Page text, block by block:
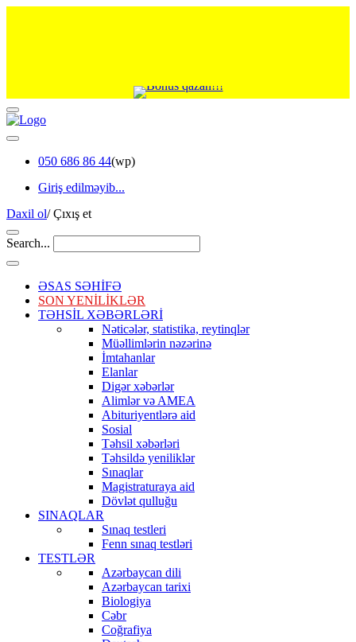
050 686 86 44(wp)
Giriş edilməyib...
Daxil ol/Çıxış et
Search...
ƏSAS SƏHİFƏ
SON YENİLİKLƏR
TƏHSİL XƏBƏRLƏRİ
Nəticələr, statistika, reytinqlər
Müəllimlərin nəzərinə
İmtahanlar
Elanlar
Digər xəbərlər
Alimlər və AMEA
Abituriyentlərə aid
Sosial
Təhsil xəbərləri
Təhsildə yeniliklər
Sınaqlar
Magistraturaya aid
Dövlət qulluğu
SINAQLAR
Sınaq testleri
Fenn sınaq testləri
TESTLƏR
Azərbaycan dili
Azərbaycan tarixi
Biologiya
Cəbr
Coğrafiya